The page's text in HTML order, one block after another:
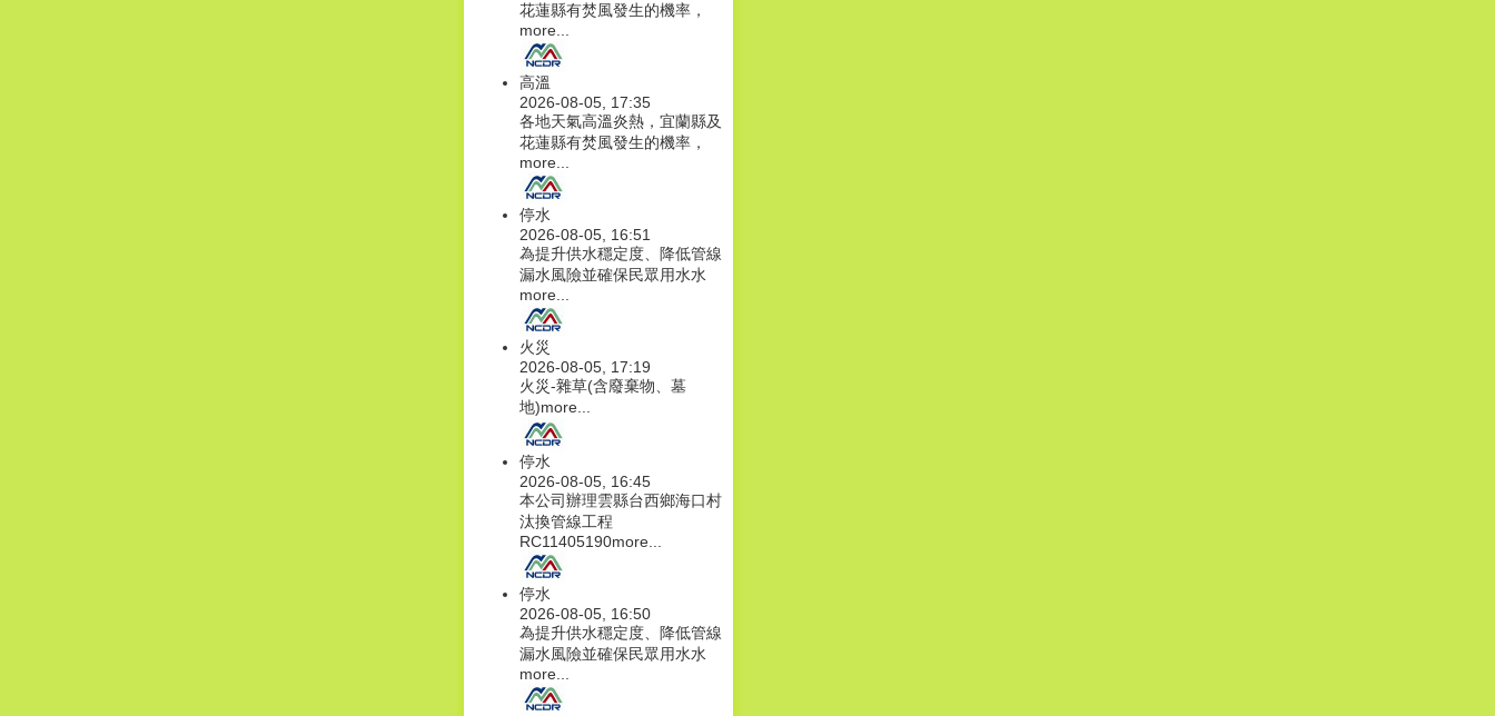
花蓮縣有焚風發生的機率，
more...
高溫
2026-08-05, 17:35
各地天氣高溫炎熱，宜蘭縣及
花蓮縣有焚風發生的機率，
more...
停水
2026-08-05, 16:51
為提升供水穩定度、降低管線
漏水風險並確保民眾用水水
more...
火災
2026-08-05, 17:19
火災-雜草(含廢棄物、墓
地)more...
停水
2026-08-05, 16:45
本公司辦理雲縣台西鄉海口村
汰換管線工程
RC11405190more...
停水
2026-08-05, 16:50
為提升供水穩定度、降低管線
漏水風險並確保民眾用水水
more...